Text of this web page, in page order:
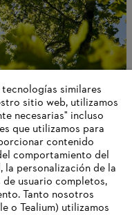
similares
sitio web, utilizamos
necesarias" incluso
que utilizamos para
contenido
comportamiento del
la personalización de la
usuario completos,
Tanto nosotros
o Tealium) utilizamos